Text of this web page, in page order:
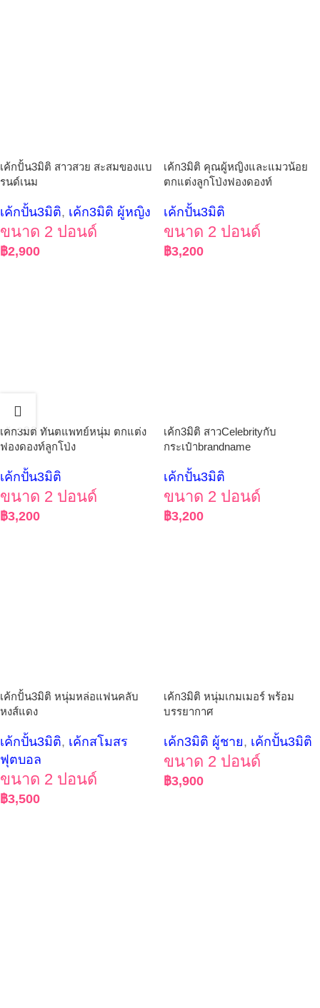
เค้กปั้น3มิติ สาวสวย สะสมของแบ
รนด์เนม
เค้กปั้น3มิติ, เค้ก3มิติ ผู้หญิง
ขนาด 2 ปอนด์
฿2,900
เค้ก3มิติ คุณผู้หญิงและแมวน้อย
ตกแต่งลูกโป่งฟองดองท์
เค้กปั้น3มิติ
ขนาด 2 ปอนด์
฿3,200
เค้ก3มิติ ทันตแพทย์หนุ่ม ตกแต่ง
ฟองดองท์ลูกโป่ง
เค้กปั้น3มิติ
ขนาด 2 ปอนด์
฿3,200
เค้ก3มิติ สาวCelebrityกับ
กระเป๋าbrandname
เค้กปั้น3มิติ
ขนาด 2 ปอนด์
฿3,200
เค้กปั้น3มิติ หนุ่มหล่อแฟนคลับ
หงส์แดง
เค้กปั้น3มิติ, เค้กสโมสร
ฟุตบอล
ขนาด 2 ปอนด์
฿3,500
เค้ก3มิติ หนุ่มเกมเมอร์ พร้อม
บรรยากาศ
เค้ก3มิติ ผู้ชาย, เค้กปั้น3มิติ
ขนาด 2 ปอนด์
฿3,900